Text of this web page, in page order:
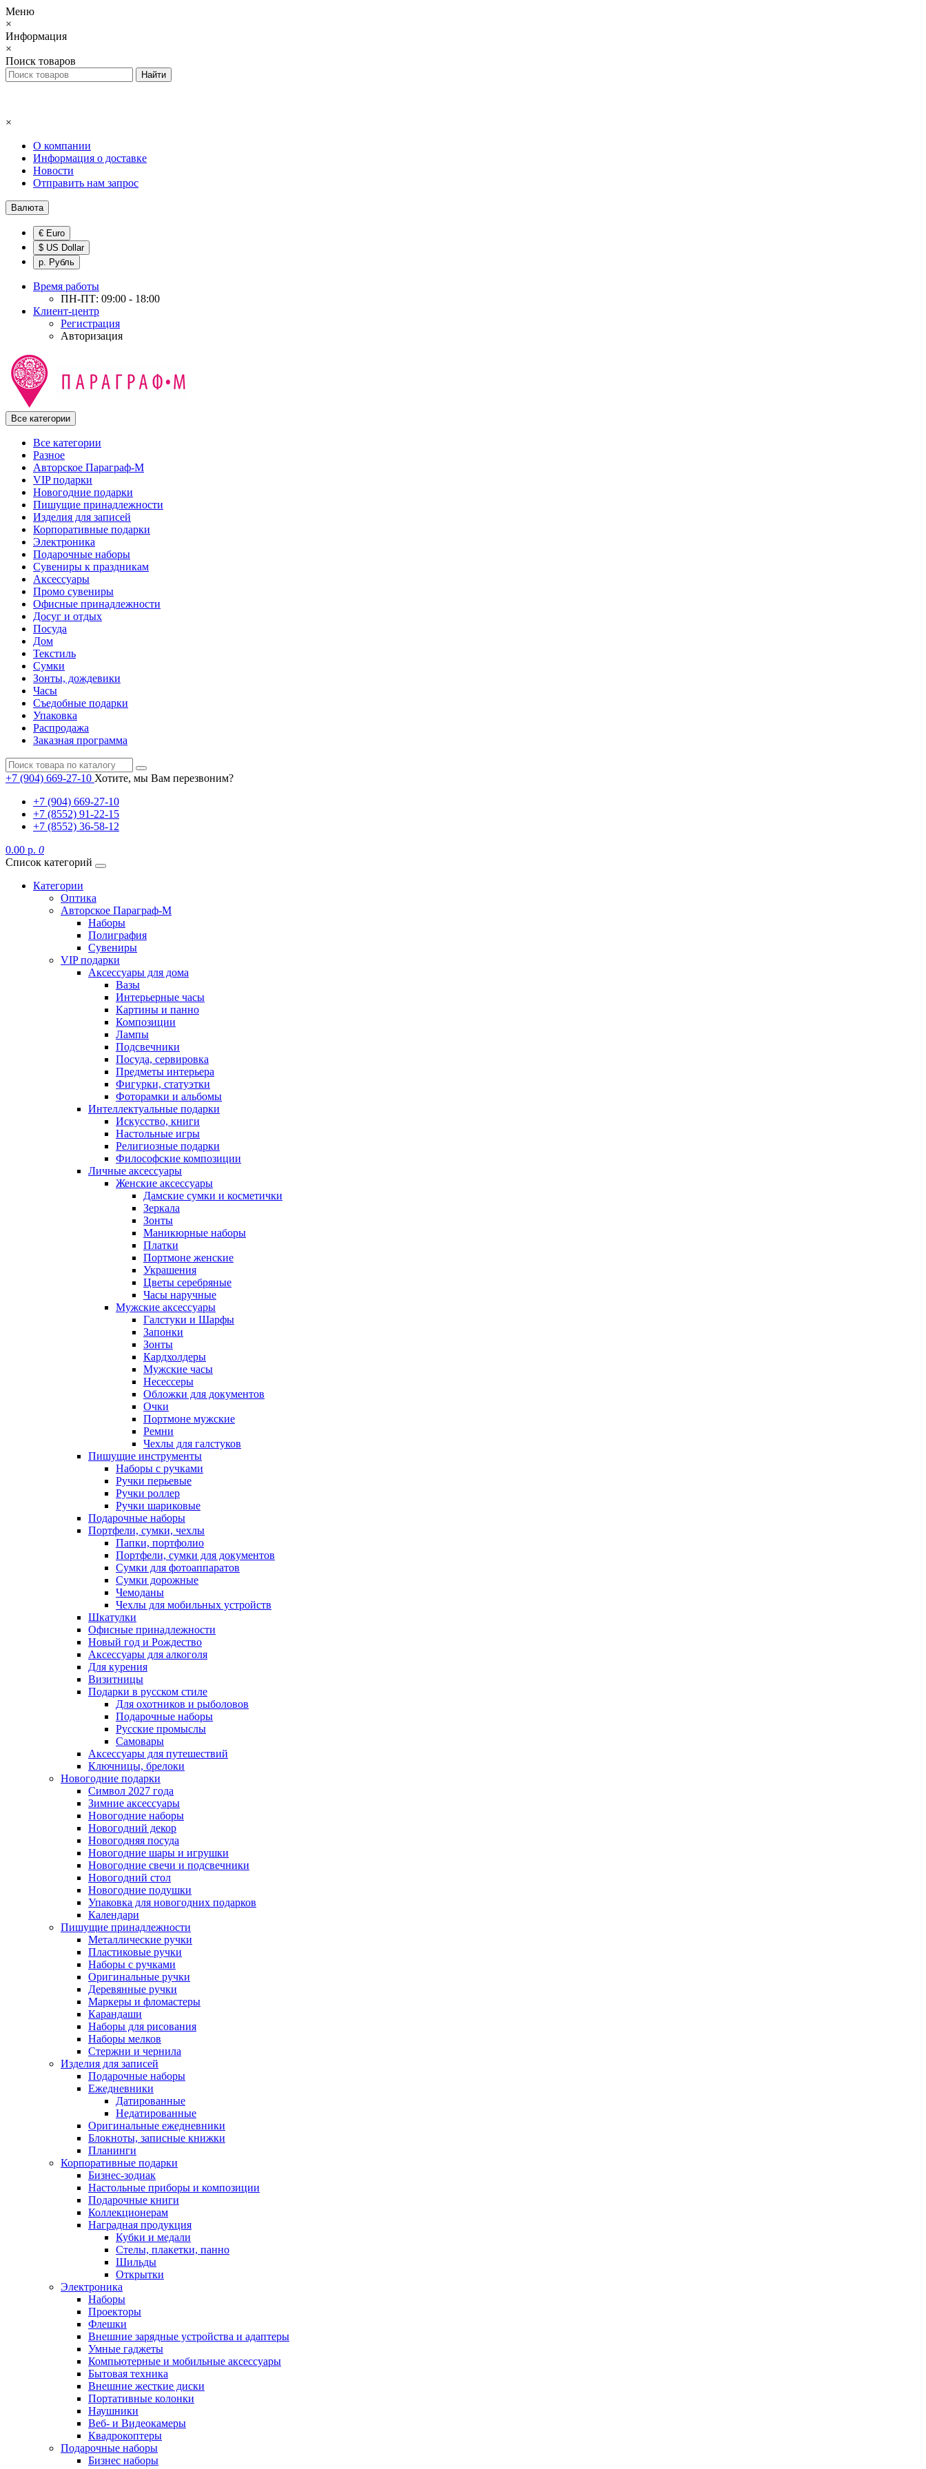
Меню
×
Информация
×
Поиск товаров
×
О компании
Информация о доставке
Новости
Отправить нам запрос
Валюта
€ Euro
$ US Dollar
р. Рубль
Время работы
ПН-ПТ: 09:00 - 18:00
Клиент-центр
Регистрация
Авторизация
Все категории
Все категории
Разное
Авторское Параграф-М
VIP подарки
Новогодние подарки
Пишущие принадлежности
Изделия для записей
Корпоративные подарки
Электроника
Подарочные наборы
Сувениры к праздникам
Аксессуары
Промо сувениры
Офисные принадлежности
Досуг и отдых
Посуда
Дом
Текстиль
Сумки
Зонты, дождевики
Часы
Съедобные подарки
Упаковка
Распродажа
Заказная программа
+7 (904) 669-27-10 Хотите, мы Вам перезвоним?
+7 (904) 669-27-10
+7 (8552) 91-22-15
+7 (8552) 36-58-12
0.00 р. 0
Список категорий
Категории
Оптика
Авторское Параграф-М
Наборы
Полиграфия
Сувениры
VIP подарки
Аксессуары для дома
Вазы
Интерьерные часы
Картины и панно
Композиции
Лампы
Подсвечники
Посуда, сервировка
Предметы интерьера
Фигурки, статуэтки
Фоторамки и альбомы
Интеллектуальные подарки
Искусство, книги
Настольные игры
Религиозные подарки
Философские композиции
Личные аксессуары
Женские аксессуары
Дамские сумки и косметички
Зеркала
Зонты
Маникюрные наборы
Платки
Портмоне женские
Украшения
Цветы серебряные
Часы наручные
Мужские аксессуары
Галстуки и Шарфы
Запонки
Зонты
Кардхолдеры
Мужские часы
Несессеры
Обложки для документов
Очки
Портмоне мужские
Ремни
Чехлы для галстуков
Пишущие инструменты
Наборы с ручками
Ручки перьевые
Ручки роллер
Ручки шариковые
Подарочные наборы
Портфели, сумки, чехлы
Папки, портфолио
Портфели, сумки для документов
Сумки для фотоаппаратов
Сумки дорожные
Чемоданы
Чехлы для мобильных устройств
Шкатулки
Офисные принадлежности
Новый год и Рождество
Аксессуары для алкоголя
Для курения
Визитницы
Подарки в русском стиле
Для охотников и рыболовов
Подарочные наборы
Русские промыслы
Самовары
Аксессуары для путешествий
Ключницы, брелоки
Новогодние подарки
Символ 2027 года
Зимние аксессуары
Новогодние наборы
Новогодний декор
Новогодняя посуда
Новогодние шары и игрушки
Новогодние свечи и подсвечники
Новогодний стол
Новогодние подушки
Упаковка для новогодних подарков
Календари
Пишущие принадлежности
Металлические ручки
Пластиковые ручки
Наборы с ручками
Оригинальные ручки
Деревянные ручки
Маркеры и фломастеры
Карандаши
Наборы для рисования
Наборы мелков
Стержни и чернила
Изделия для записей
Подарочные наборы
Ежедневники
Датированные
Недатированные
Оригинальные ежедневники
Блокноты, записные книжки
Планинги
Корпоративные подарки
Бизнес-зодиак
Настольные приборы и композиции
Подарочные книги
Коллекционерам
Наградная продукция
Кубки и медали
Стелы, плакетки, панно
Шильды
Открытки
Электроника
Наборы
Проекторы
Флешки
Внешние зарядные устройства и адаптеры
Умные гаджеты
Компьютерные и мобильные аксессуары
Бытовая техника
Внешние жесткие диски
Портативные колонки
Наушники
Веб- и Видеокамеры
Квадрокоптеры
Подарочные наборы
Бизнес наборы